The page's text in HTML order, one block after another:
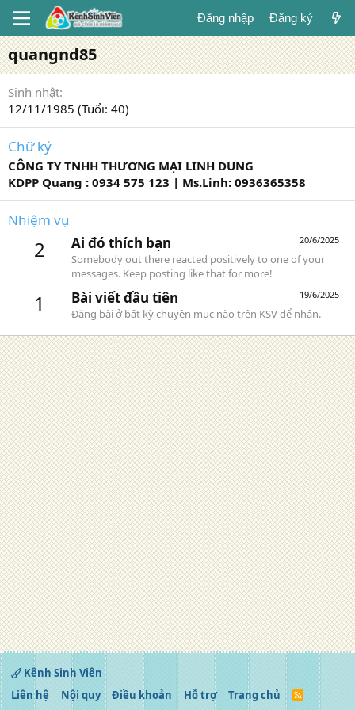
Đăng nhập Đăng ký
quangnd85
Sinh nhật
12/11/1985 (Tuổi: 40)
Chữ ký
CÔNG TY TNHH THƯƠNG MẠI LINH DUNG
KDPP Quang : 0934 575 123 | Ms.Linh: 0936365358
Nhiệm vụ
2 20/6/2025
Ai đó thích bạn
Somebody out there reacted positively to one of your
messages. Keep posting like that for more!
1 19/6/2025
Bài viết đầu tiên
Đăng bài ở bất kỳ chuyên mục nào trên KSV để nhận.
Kênh Sinh Viên
Liên hệ
Nội quy Điều khoản Hỗ trợ Trang chủ
R